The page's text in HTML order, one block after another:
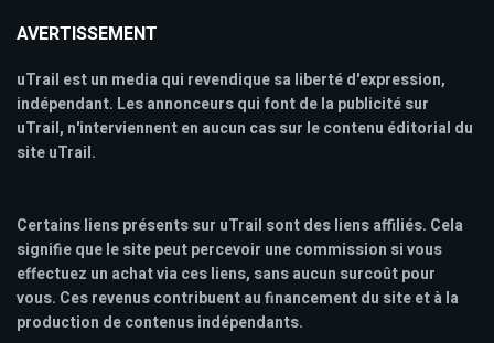
AVERTISSEMENT
uTrail est un media qui revendique sa liberté d'expression,
indépendant. Les annonceurs qui font de la publicité sur
uTrail, n'interviennent en aucun cas sur le contenu éditorial du
site uTrail.
Certains liens présents sur uTrail sont des liens affiliés. Cela
signifie que le site peut percevoir une commission si vous
effectuez un achat via ces liens, sans aucun surcoût pour
vous. Ces revenus contribuent au financement du site et à la
production de contenus indépendants.